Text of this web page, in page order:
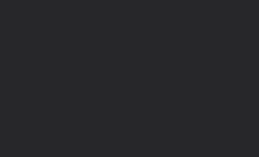
Aín